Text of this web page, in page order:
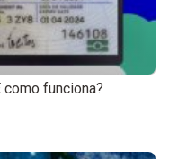
funciona?